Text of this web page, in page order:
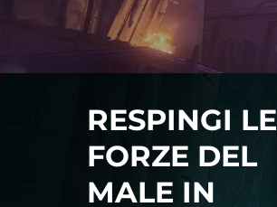
RESPINGI LE
FORZE DEL
MALE IN